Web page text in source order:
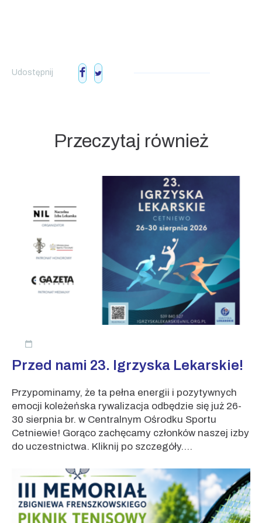
Udostępnij
Przeczytaj również
Przed nami 23. Igrzyska Lekarskie!
Przypominamy, że ta pełna energii i pozytywnych
emocji koleżeńska rywalizacja odbędzie się już 26-
30 sierpnia br. w Centralnym Ośrodku Sportu
Cetniewie! Gorąco zachęcamy członków naszej izby
do uczestnictwa. Kliknij po szczegóły....